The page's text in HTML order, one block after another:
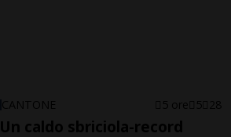
CANTONE 5 ore 5 28
Un caldo sbriciola-record